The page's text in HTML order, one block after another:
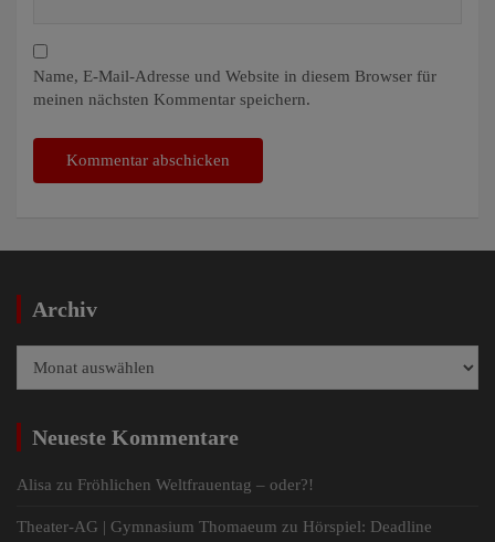
Name, E-Mail-Adresse und Website in diesem Browser für
meinen nächsten Kommentar speichern.
Archiv
Neueste Kommentare
Alisa zu Fröhlichen Weltfrauentag – oder?!
Theater-AG | Gymnasium Thomaeum zu Hörspiel: Deadline